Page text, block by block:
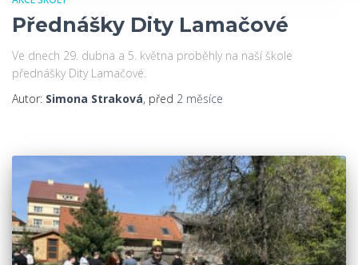
Přednášky Dity Lamačové
Ve dnech 29. dubna a 5. května proběhly na naší škole
přednášky Dity Lamačové.
Autor: Simona Straková, před 2 měsíce